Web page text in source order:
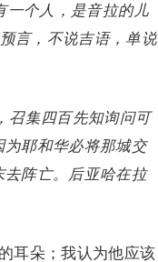
一个人，是音拉的儿
言，不说吉语，单说
召集四百先知询问可
为耶和华必将那城交
去阵亡。后亚哈在拉
耳朵；我认为他应该